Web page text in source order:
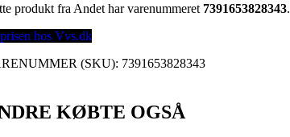
produkt fra Andet har varenummeret 7391653828343.
hos Vvs.dk
(SKU): 7391653828343
KØBTE OGSÅ